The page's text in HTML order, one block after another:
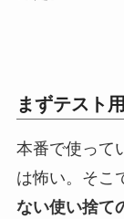
まずテスト
本番で使って
は怖い。そこ
ない使い捨て